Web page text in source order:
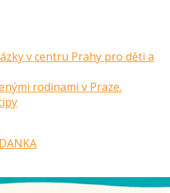
v centru Prahy pro děti a
rodinami v Praze.